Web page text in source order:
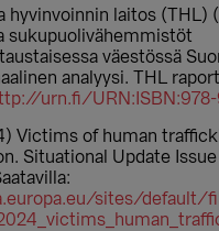
hyvinvoinnin laitos (THL)
sukupuolivähemmistöt
väestössä
analyysi. THL
urn.fi/
Victims of human
Situational Update Issue
sites/default/